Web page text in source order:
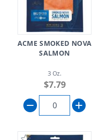
ACME SMOKED NOVA
SALMON
3 Oz.
$7.79